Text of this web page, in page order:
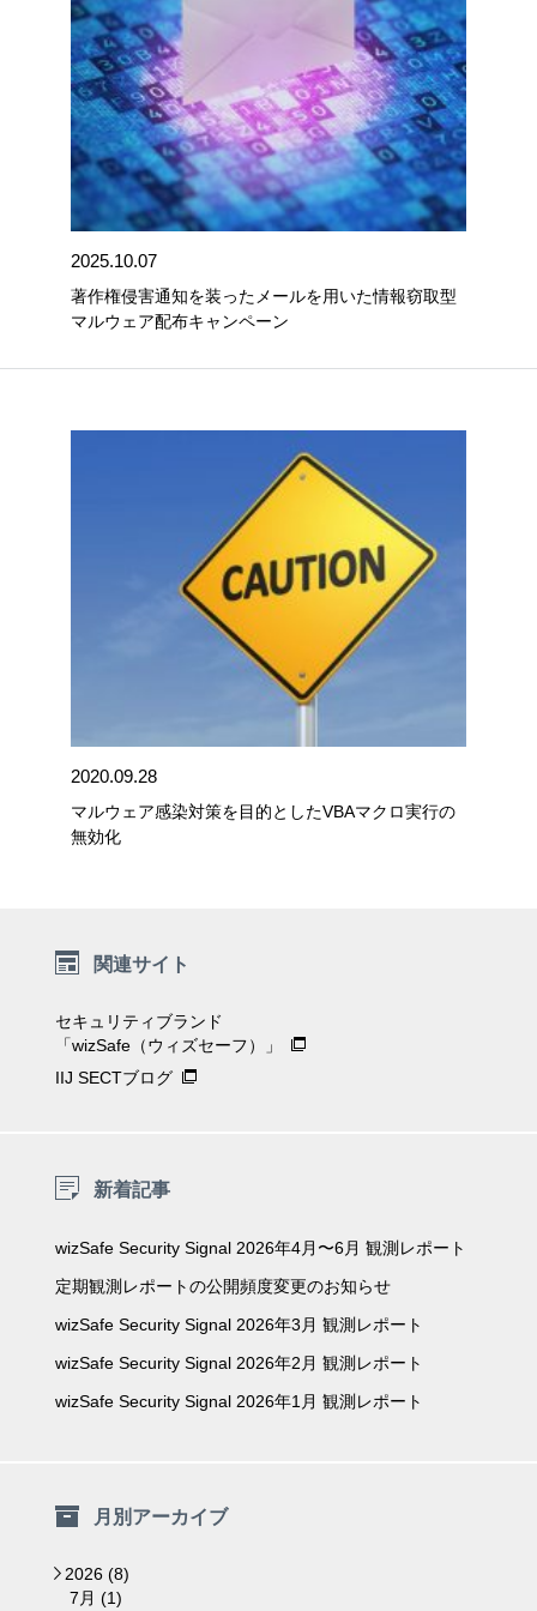
2025.10.07
著作権侵害通知を装ったメールを用いた情報窃取型
マルウェア配布キャンペーン
2020.09.28
マルウェア感染対策を目的としたVBAマクロ実行の
無効化
関連サイト
セキュリティブランド
「wizSafe（ウィズセーフ）」
IIJ SECTブログ
新着記事
wizSafe Security Signal 2026年4月〜6月 観測レポート
定期観測レポートの公開頻度変更のお知らせ
wizSafe Security Signal 2026年3月 観測レポート
wizSafe Security Signal 2026年2月 観測レポート
wizSafe Security Signal 2026年1月 観測レポート
月別アーカイブ
▼
2026 (8)
7月 (1)